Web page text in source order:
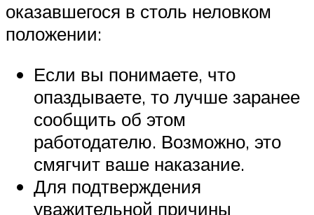
оказавшегося в столь неловком
положении:
Если вы понимаете, что
опаздываете, то лучше заранее
сообщить об этом
работодателю. Возможно, это
смягчит ваше наказание.
Для подтверждения
уважительной причины